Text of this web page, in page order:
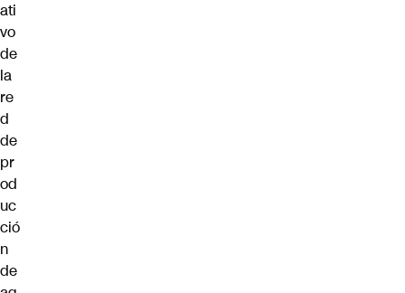
ati
vo
de
la
re
d
de
pr
od
uc
ció
n
de